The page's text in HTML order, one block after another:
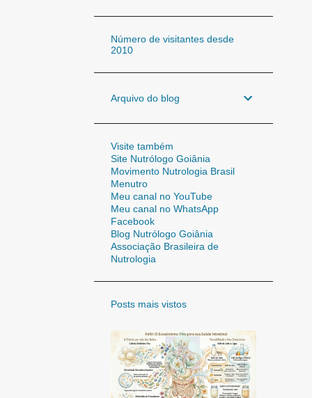
Número de visitantes desde
2010
Arquivo do blog
Visite também
Site Nutrólogo Goiânia
Movimento Nutrologia Brasil
Menutro
Meu canal no YouTube
Meu canal no WhatsApp
Facebook
Blog Nutrólogo Goiânia
Associação Brasileira de
Nutrologia
Posts mais vistos